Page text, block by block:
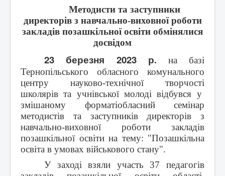
Дистанційне навчання
Методисти та заступники
директорів з навчально-виховної роботи
закладів позашкільної освіти обмінялися
досвідом
23 березня 2023 р. на базі
Тернопільського обласного комунального
центру науково-технічної творчості
школярів та учнівськоїмолоді відбувся у
змішаному форматіобласний семінар
методистів та заступників директорів з
навчально-виховної роботи закладів
позашкільної освіти на тему: "Позашкільна
освіта в умовах військового стану".
У заході взяли участь 37 педагогів